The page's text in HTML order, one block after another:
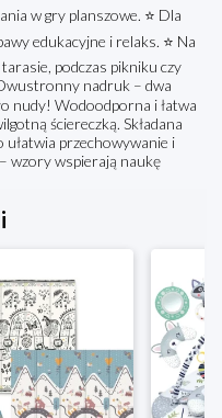
w gry planszowe. ⭐ Dla
edukacyjne i relaks. ⭐ Na
podczas pikniku czy
nadruk – dwa
nudy! Wodoodporna i łatwa
ściereczką. Składana
ułatwia przechowywanie i
wzory wspierają naukę